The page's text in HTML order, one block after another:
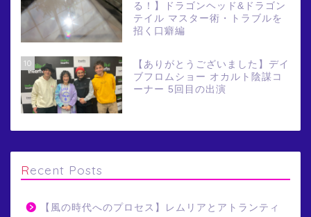
る！】ドラゴンヘッド&ドラゴン
テイル マスター術・トラブルを
招く口癖編
10
【ありがとうございました】デイ
ブフロムショー オカルト陰謀コ
ーナー 5回目の出演
Recent Posts
【風の時代へのプロセス】レムリアとアトランティ